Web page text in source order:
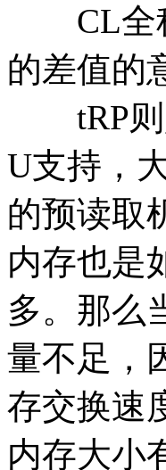
CL全称
的差值的
tRP则是
U支持，
的预读取
内存也是
多。那么
量不足，
存交换速
内存大小